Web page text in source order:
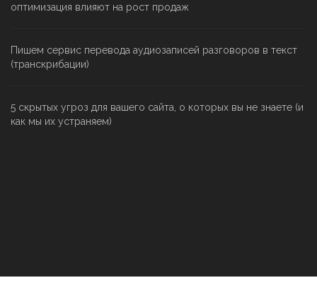
оптимизация влияют на рост продаж
Пишем сервис перевода аудиозаписей разговоров в текст
(транскрибации)
5 скрытых угроз для вашего сайта, о которых вы не знаете (и
как мы их устраняем)